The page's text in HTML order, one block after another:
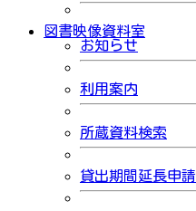
図書映像資料室
お知らせ
利用案内
所蔵資料検索
貸出期間延長申請